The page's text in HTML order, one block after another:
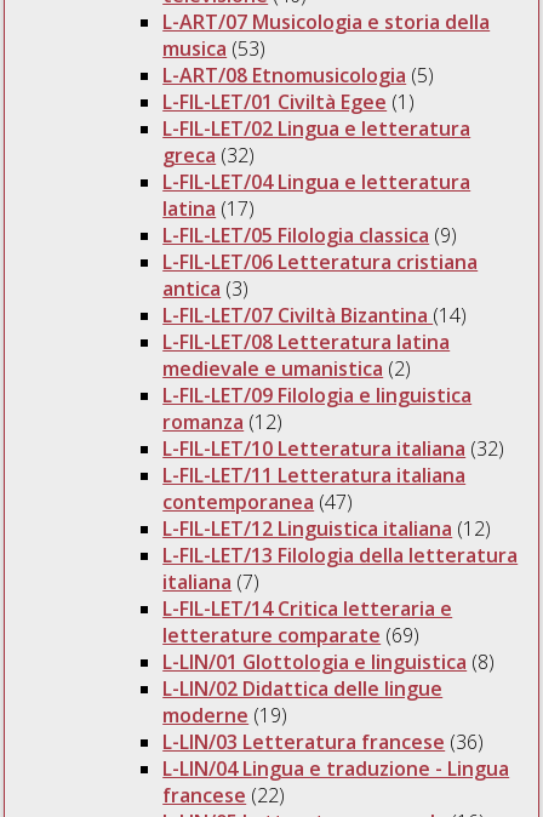
L-ART/07 Musicologia e storia della
musica (53)
L-ART/08 Etnomusicologia (5)
L-FIL-LET/01 Civiltà Egee (1)
L-FIL-LET/02 Lingua e letteratura
greca (32)
L-FIL-LET/04 Lingua e letteratura
latina (17)
L-FIL-LET/05 Filologia classica (9)
L-FIL-LET/06 Letteratura cristiana
antica (3)
L-FIL-LET/07 Civiltà Bizantina (14)
L-FIL-LET/08 Letteratura latina
medievale e umanistica (2)
L-FIL-LET/09 Filologia e linguistica
romanza (12)
L-FIL-LET/10 Letteratura italiana (32)
L-FIL-LET/11 Letteratura italiana
contemporanea (47)
L-FIL-LET/12 Linguistica italiana (12)
L-FIL-LET/13 Filologia della letteratura
italiana (7)
L-FIL-LET/14 Critica letteraria e
letterature comparate (69)
L-LIN/01 Glottologia e linguistica (8)
L-LIN/02 Didattica delle lingue
moderne (19)
L-LIN/03 Letteratura francese (36)
L-LIN/04 Lingua e traduzione - Lingua
francese (22)